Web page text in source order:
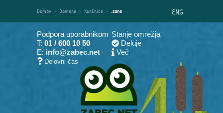
Domov › Domene › Končnice › .zone ENG
Podpora uporabnikom
T: 01 / 600 10 50
E: info@zabec.net
Delovni čas
Stanje omrežja
Deluje
Več